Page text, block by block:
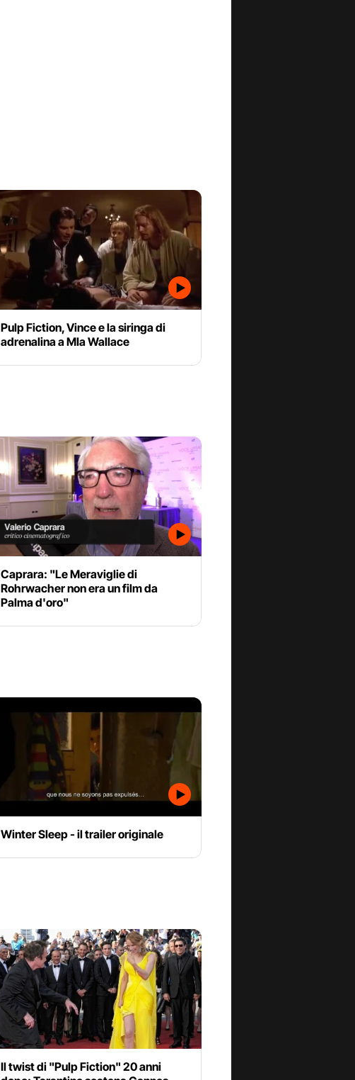
Pulp Fiction, Vince e la siringa di
adrenalina a MIa Wallace
Caprara: "Le Meraviglie di
Rohrwacher non era un film da
Palma d'oro"
Winter Sleep - il trailer originale
Il twist di "Pulp Fiction" 20 anni